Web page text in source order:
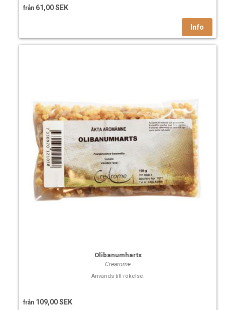
från 61,00 SEK
Olibanumharts
Crearome
Används till rökelse.
från 109,00 SEK